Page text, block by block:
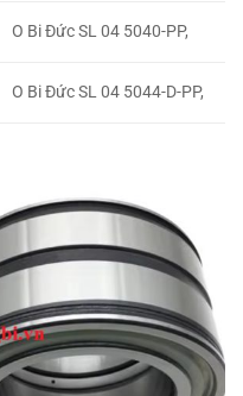
O Bi Đức SL 04 5040-PP,
O Bi Đức SL 04 5044-D-PP,